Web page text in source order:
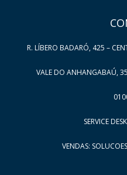
R. LÍBERO BADARÓ, 425 –
VALE DO ANHANGABAÚ,
SERVICE
VENDAS: